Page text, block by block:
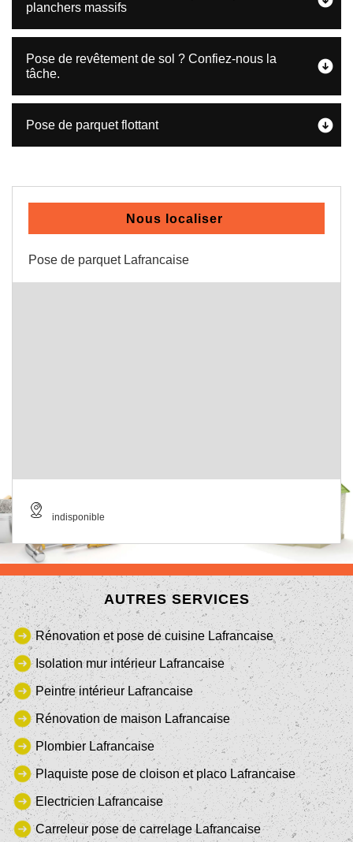
planchers massifs
Pose de revêtement de sol ? Confiez-nous la
tâche.
Pose de parquet flottant
Nous localiser
Pose de parquet Lafrancaise
indisponible
AUTRES SERVICES
Rénovation et pose de cuisine Lafrancaise
Isolation mur intérieur Lafrancaise
Peintre intérieur Lafrancaise
Rénovation de maison Lafrancaise
Plombier Lafrancaise
Plaquiste pose de cloison et placo Lafrancaise
Electricien Lafrancaise
Carreleur pose de carrelage Lafrancaise